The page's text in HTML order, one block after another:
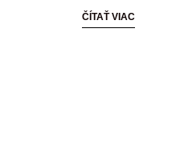
ČÍTAŤ VIAC